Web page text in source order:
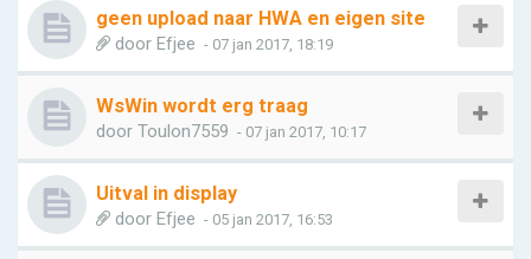
geen upload naar HWA en eigen site
door Efjee - 07 jan 2017, 18:19
WsWin wordt erg traag
door Toulon7559 - 07 jan 2017, 10:17
Uitval in display
door Efjee - 05 jan 2017, 16:53